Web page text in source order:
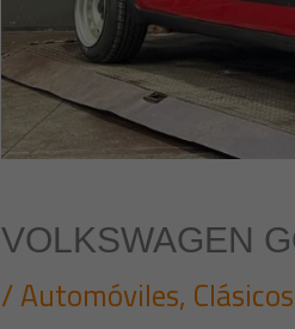
VOLKSWAGEN
/Automóviles,